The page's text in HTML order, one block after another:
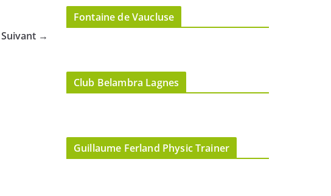
Suivant →
Fontaine de Vaucluse
Club Belambra Lagnes
Guillaume Ferland Physic Trainer